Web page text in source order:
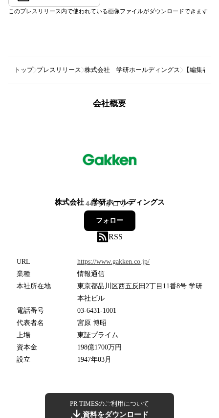
このプレスリリース内で使われている画像ファイルがダウンロードできます
トップ プレスリリース 株式会社 学研ホールディングス 【編集者
会社概要
株式会社 学研ホールディングス
445フォロワー
フォロー
RSS
URL
https://www.gakken.co.jp/
業種
情報通信
本社所在地
東京都品川区西五反田2丁目11番8号 学研
本社ビル
電話番号
03-6431-1001
代表者名
宮原 博昭
上場
東証プライム
資本金
198億1700万円
設立
1947年03月
PR TIMESのご利用について
資料をダウンロード